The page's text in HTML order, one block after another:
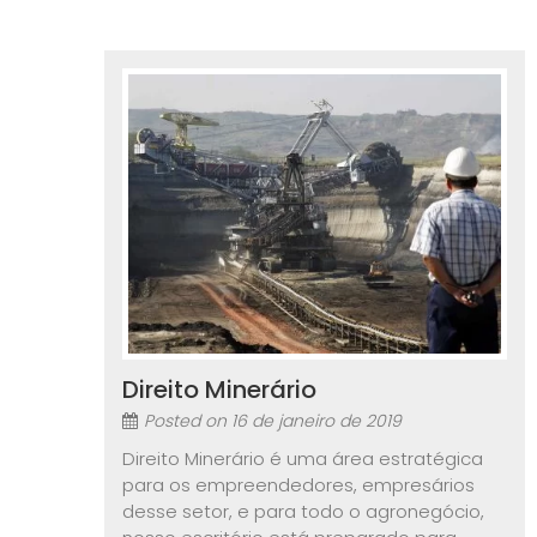
Direito Minerário
Posted on 16 de janeiro de 2019
Direito Minerário é uma área estratégica
para os empreendedores, empresários
desse setor, e para todo o agronegócio,